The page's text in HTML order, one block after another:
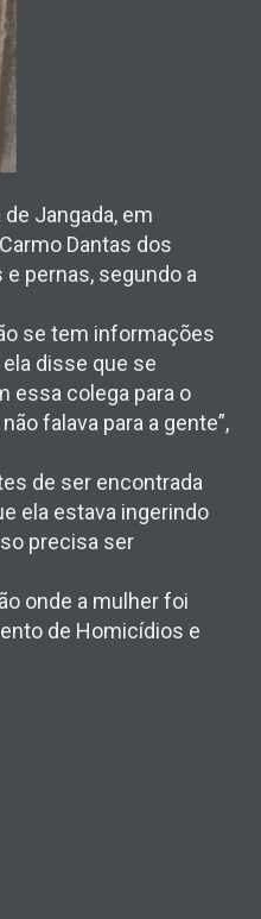
Jangada, em
Dantas dos
pernas, segundo a
se tem informações
disse que se
essa colega para o
falava para a gente”,
de ser encontrada
ela estava ingerindo
precisa ser
onde a mulher foi
de Homicídios e